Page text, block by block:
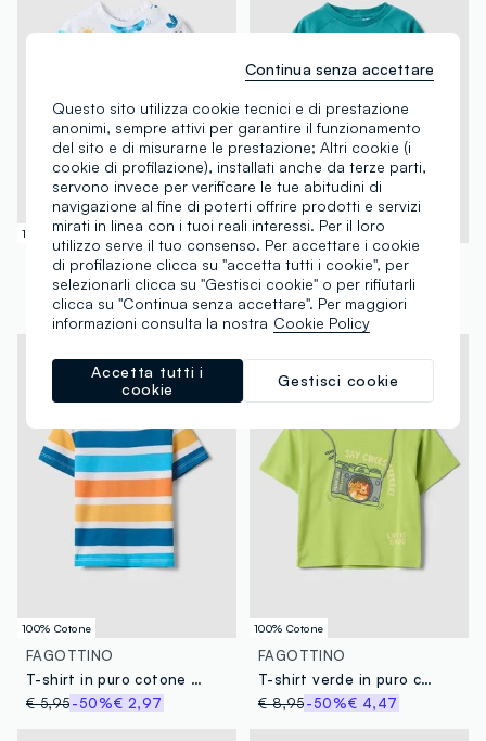
100% Cotone
FAGOTTINO
T-shirt in puro cotone multicolor da bimbo regular fit con stampe
€ 5,95-50% € 2,97
100% Cotone
FAGOTTINO
€ 8,95 -50%€ 4,47
100% Cotone
FAGOTTINO
T-shirt in puro cotone a righe multicolor da bimbo regular fit
€ 5,95-50%€ 2,97
100% Cotone
FAGOTTINO
T-shirt verde in puro cotone da bimbo oversize fit con stampa
€ 8,95-50%€ 4,47
Questo sito utilizza cookie tecnici e di prestazione
anonimi, sempre attivi per garantire il funzionamento
del sito e di misurarne le prestazione; Altri cookie (i
cookie di profilazione), installati anche da terze parti,
servono invece per verificare le tue abitudini di
navigazione al fine di poterti offrire prodotti e servizi
mirati in linea con i tuoi reali interessi. Per il loro
utilizzo serve il tuo consenso. Per accettare i cookie
di profilazione clicca su "accetta tutti i cookie", per
selezionarli clicca su "Gestisci cookie" o per rifiutarli
clicca su "Continua senza accettare". Per maggiori
informazioni consulta la nostra Cookie Policy
Gestisci cookie
Accetta tutti i
cookie
Continua senza accettare